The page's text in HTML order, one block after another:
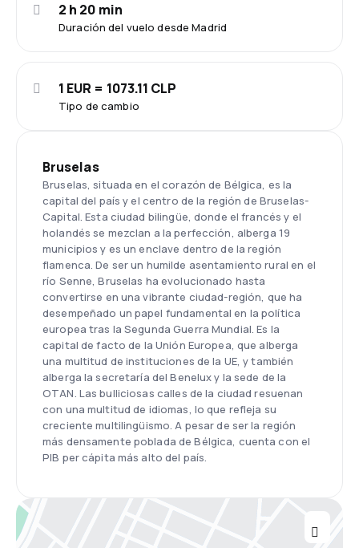
Duración del vuelo desde Madrid
2 h 20 min
Tipo de cambio
1 EUR = 1073.11 CLP
Bruselas
Bruselas, situada en el corazón de Bélgica, es la
capital del país y el centro de la región de Bruselas-
Capital. Esta ciudad bilingüe, donde el francés y el
holandés se mezclan a la perfección, alberga 19
municipios y es un enclave dentro de la región
flamenca. De ser un humilde asentamiento rural en el
río Senne, Bruselas ha evolucionado hasta
convertirse en una vibrante ciudad-región, que ha
desempeñado un papel fundamental en la política
europea tras la Segunda Guerra Mundial. Es la
capital de facto de la Unión Europea, que alberga
una multitud de instituciones de la UE, y también
alberga la secretaría del Benelux y la sede de la
OTAN. Las bulliciosas calles de la ciudad resuenan
con una multitud de idiomas, lo que refleja su
creciente multilingüismo. A pesar de ser la región
más densamente poblada de Bélgica, cuenta con el
PIB per cápita más alto del país.